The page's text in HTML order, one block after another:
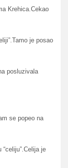
Krehica.Cekao
je posao
posluzivala
se popeo na
je